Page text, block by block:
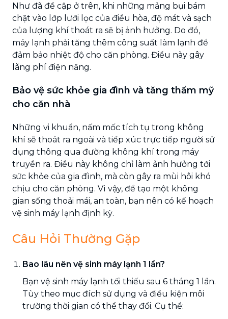
Như đã đề cập ở trên, khi những mảng bụi bám
chặt vào lớp lưới lọc của điều hòa, độ mát và sạch
của lượng khí thoát ra sẽ bị ảnh hưởng. Do đó,
máy lạnh phải tăng thêm công suất làm lạnh để
đảm bảo nhiệt độ cho căn phòng. Điều này gây
lãng phí điện năng.
Bảo vệ sức khỏe gia đình và tăng thẩm mỹ
cho căn nhà
Những vi khuẩn, nấm mốc tích tụ trong không
khí sẽ thoát ra ngoài và tiếp xúc trực tiếp người sử
dụng thông qua đường không khí trong máy
truyền ra. Điều này không chỉ làm ảnh hưởng tới
sức khỏe của gia đình, mà còn gây ra mùi hôi khó
chịu cho căn phòng. Vì vậy, để tạo một không
gian sống thoải mái, an toàn, bạn nên có kế hoạch
vệ sinh máy lạnh định kỳ.
Câu Hỏi Thường Gặp
Bao lâu nên vệ sinh máy lạnh 1 lần?
Bạn vệ sinh máy lạnh tối thiếu sau 6 tháng 1 lần.
Tùy theo mục đích sử dụng và điều kiện môi
trường thời gian có thể thay đổi. Cụ thể: